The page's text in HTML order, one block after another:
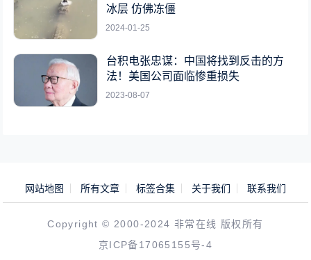
冰层 仿佛冻僵
2024-01-25
台积电张忠谋：中国将找到反击的方
法！美国公司面临惨重损失
2023-08-07
网站地图 所有文章 标签合集 关于我们 联系我们
Copyright © 2000-2024 非常在线 版权所有
京ICP备17065155号-4